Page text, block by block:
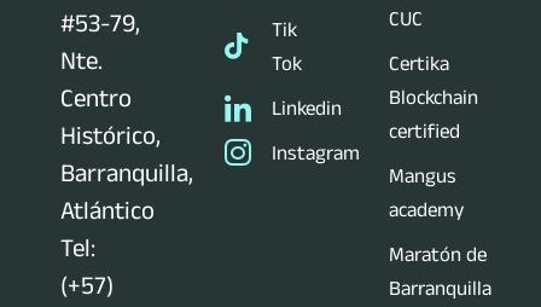
#53-79,
Nte.
Centro
Histórico,
Barranquilla,
Atlántico
Tel:
(+57)
Tik
Tok
Linkedin
Instagram
CUC
Certika
Blockchain
certified
Mangus
academy
Maratón de
Barranquilla